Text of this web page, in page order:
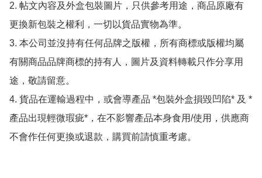
2. 帖文內容及外盒包裝圖片，只供參考用途，商品原廠有
更換新包裝之權利，一切以貨品實物為準。
3. 本公司並沒持有任何品牌之版權，所有商標或版權均屬
有關商品品牌商標的持有人，圖片及資料轉載只作分享用
途，敬請留意。
4. 貨品在運輸過程中，或會導產品 *包裝外盒損毀凹陷* 及 *
產品出現輕微瑕疵*，在不影響產品本身食用/使用，供應商
不會作任何更換或退款，購買前請慎重考慮。